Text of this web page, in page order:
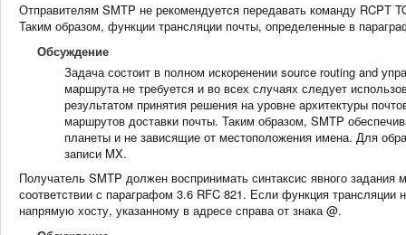
Отправителям SMTP не рекомендуется передавать команду
Таким образом, функции трансляции почты, определенные в
Обсуждение
Задача состоит в полном искоренении source routing and
маршрута не требуется и во всех случаях следует
результатом принятия решения на уровне архитектуры
маршрутов доставки почты. Таким образом, SMTP
планеты и не зависящие от местоположения имена. Для
записи MX.
Получатель SMTP должен воспринимать синтаксис явного
соответствии с параграфом 3.6 RFC 821. Если функция
напрямую хосту, указанному в адресе справа от знака @.